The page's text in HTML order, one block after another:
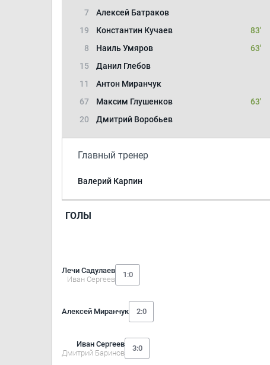
7
Алексей Батраков
19
Константин Кучаев
83'
8
Наиль Умяров
63'
15
Данил Глебов
11
Антон Миранчук
67
Максим Глушенков
63'
20
Дмитрий Воробьев
Главный тренер
Валерий Карпин
ГОЛЫ
Лечи Садулаев
Иван Сергеев
1:0
Алексей Миранчук 2:0
Иван Сергеев
Дмитрий Баринов
3:0